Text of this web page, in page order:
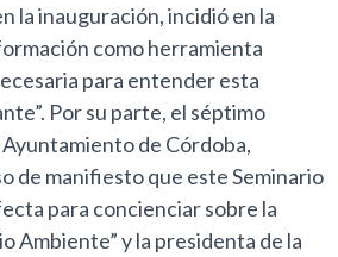
la inauguración, incidió en la
como herramienta
para entender esta
Por su parte, el séptimo
de Córdoba,
de manifiesto que este Seminario
para concienciar sobre la
Ambiente” y la presidenta de la